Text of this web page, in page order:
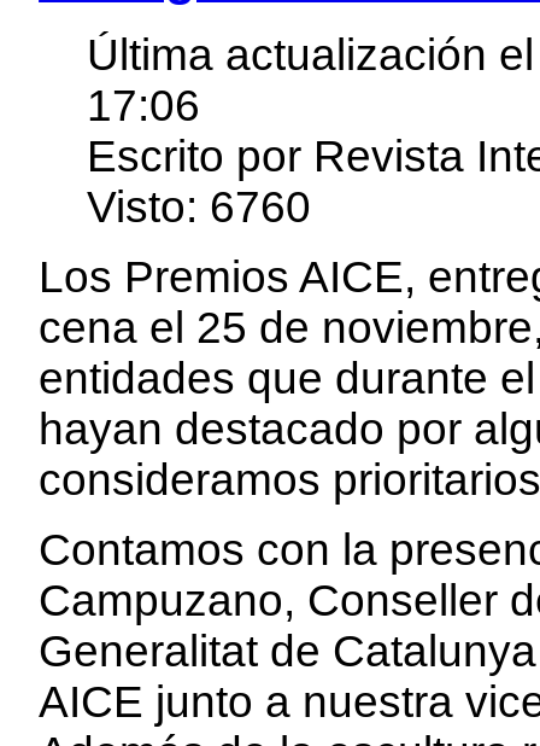
Última actualización
17:06
Escrito por Revista
Visto: 6760
Los Premios AICE,
cena el 25 de
entidades que durante
hayan destacado por
consideramos
Contamos con la
Campuzano, Conseller
Generalitat de
AICE junto a nuestra